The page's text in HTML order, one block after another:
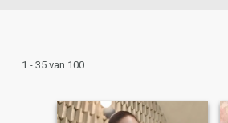
1 - 35 van 100